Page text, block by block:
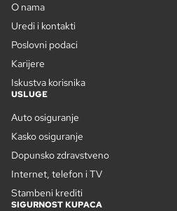
O nama
Uredi i kontakti
Poslovni podaci
Karijere
Iskustva korisnika
USLUGE
Auto osiguranje
Kasko osiguranje
Dopunsko zdravstveno
Internet, telefon i TV
Stambeni krediti
SIGURNOST KUPACA